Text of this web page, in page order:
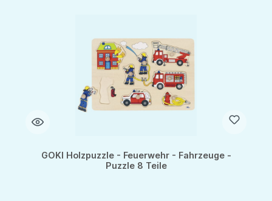
GOKI Holzpuzzle - Feuerwehr - Fahrzeuge -
Puzzle 8 Teile